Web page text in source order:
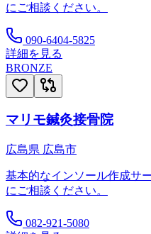
にご相談ください。
090-6404-5825
詳細を見る
BRONZE
マリモ鍼灸接骨院
広島県 広島市
基本的なインソール作成サ
にご相談ください。
082-921-5080